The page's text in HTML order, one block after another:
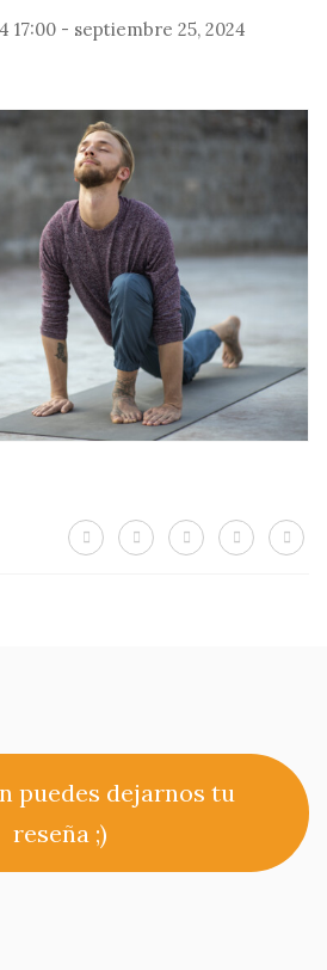
PRODUCTOS
17:00 - septiembre 25, 2024
puedes dejarnos tu
reseña ;)